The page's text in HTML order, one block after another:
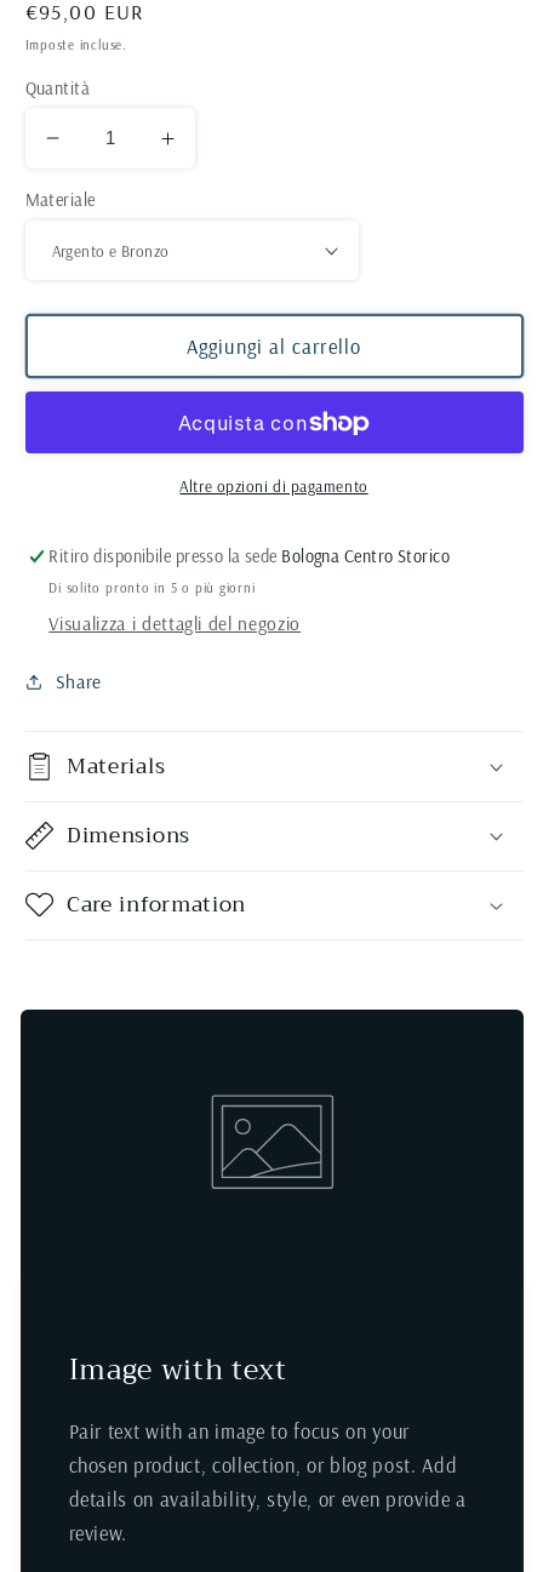
Prezzo
di
€95,00 EUR
Imposte incluse.
Quantità
Diminuisci
per
Fiore
Aumenta
Fiore
Materiale
Aggiungi al carrello
Altre opzioni di pagamento
Ritiro disponibile presso la sede Bologna Centro Storico
Di solito pronto in 5 o più giorni
Visualizza i dettagli del negozio
Share
Materials
Dimensions
Care information
Image with text
Pair text with an image to focus on your
chosen product, collection, or blog post. Add
details on availability, style, or even provide a
review.